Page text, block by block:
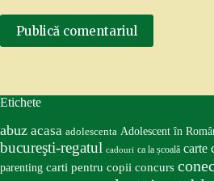
Publică comentariul
Etichete
abuz acasa adolescenta Adolescent în
bucureşti-regatul cadouri ca la școală carte
parenting carti pentru copii concurs